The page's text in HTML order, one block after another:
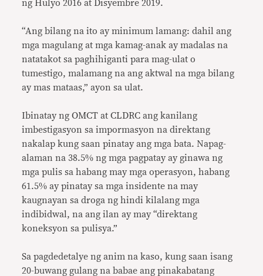
ng Hulyo 2016 at Disyembre 2019.
“Ang bilang na ito ay minimum lamang: dahil ang
mga magulang at mga kamag-anak ay madalas na
natatakot sa paghihiganti para mag-ulat o
tumestigo, malamang na ang aktwal na mga bilang
ay mas mataas,” ayon sa ulat.
Ibinatay ng OMCT at CLDRC ang kanilang
imbestigasyon sa impormasyon na direktang
nakalap kung saan pinatay ang mga bata. Napag-
alaman na 38.5% ng mga pagpatay ay ginawa ng
mga pulis sa habang may mga operasyon, habang
61.5% ay pinatay sa mga insidente na may
kaugnayan sa droga ng hindi kilalang mga
indibidwal, na ang ilan ay may “direktang
koneksyon sa pulisya.”
Sa pagdedetalye ng anim na kaso, kung saan isang
20-buwang gulang na babae ang pinakabatang